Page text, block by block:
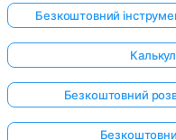
Безкоштовний
Безкоштовний